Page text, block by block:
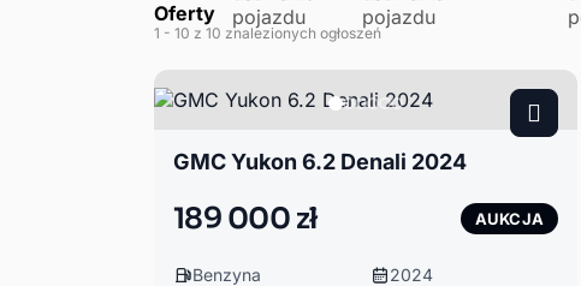
Oferty
1 - 10 z 10 znalezionych ogłoszeń
GMC Yukon 6.2 Denali 2024
189 000 zł AUKCJA
Benzyna
2024